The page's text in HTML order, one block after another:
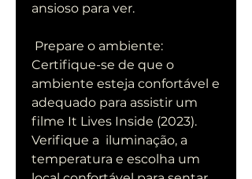
ansioso para ver.
Certifique-se de que o
ambiente esteja confortável e
adequado para assistir um
filme It Lives Inside (2023).
Verifique a  iluminação, a
temperatura e escolha um